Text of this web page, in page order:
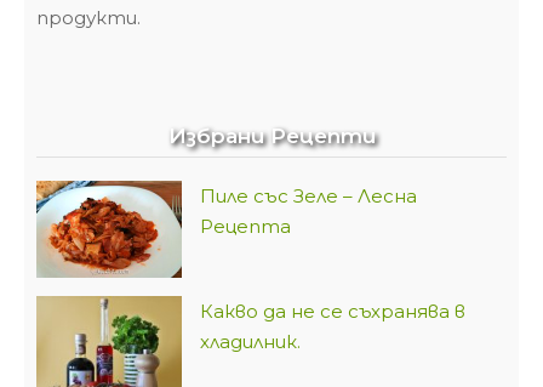
продукти.
Избрани Рецепти
Пиле със Зеле – Лесна
Рецепта
Какво да не се съхранява в
хладилник.